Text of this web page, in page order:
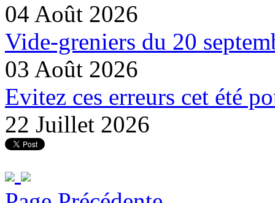
04 Août 2026
Vide-greniers du 20
03 Août 2026
Evitez ces erreurs cet été
22 Juillet 2026